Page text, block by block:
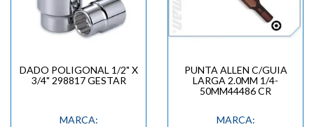
DADO POLIGONAL 1/2" X
3/4" 298817 GESTAR
MARCA:
PUNTA ALLEN C/GUIA
LARGA 2.0MM 1/4-
50MM44486 CR
MARCA: